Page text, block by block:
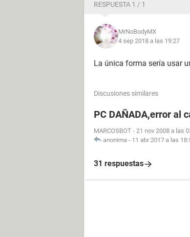
RESPUESTA 1 / 1
MrNoBodyMX
4 sep 2018 a las 19:27
La única forma sería usar
Discusiones similares
PC DAÑADA,error al
MARCOSBOT - 21 nov 2008 a las
anonima - 11 abr 2017 a las
31 respuestas